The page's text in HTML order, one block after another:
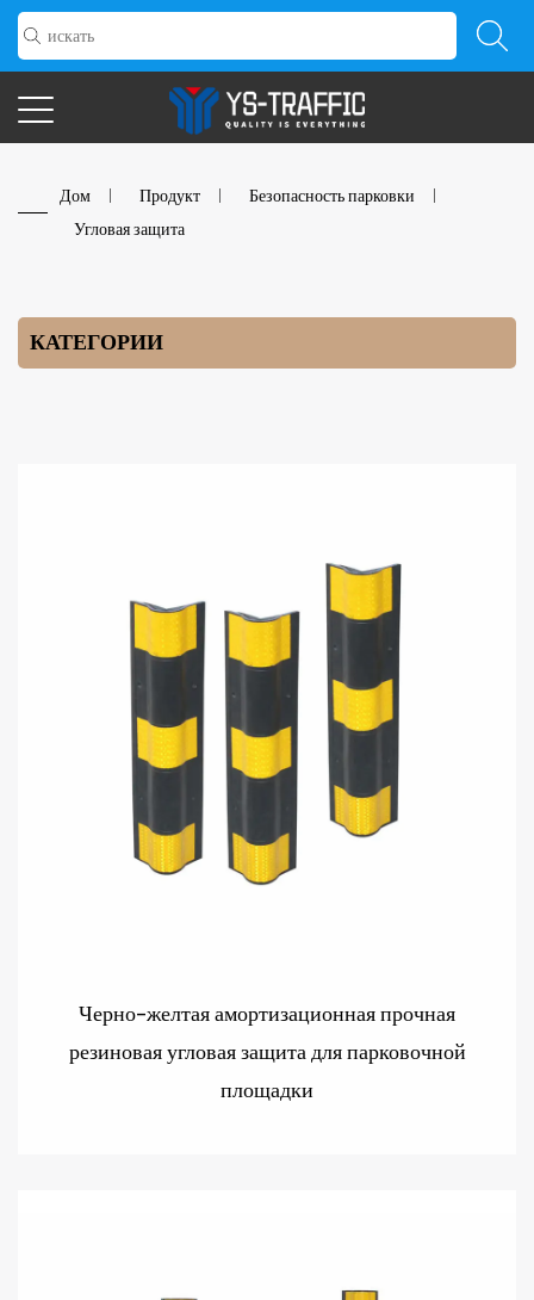
Дом Продукт Безопасность парковки
Угловая защита
КАТЕГОРИИ
Черно-желтая амортизационная прочная
резиновая угловая защита для парковочной
площадки